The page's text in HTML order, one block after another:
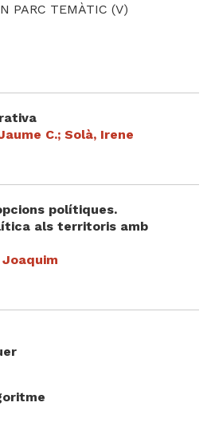
PARC TEMÀTIC (V)
C.; Solà, Irene
polítiques.
als territoris amb